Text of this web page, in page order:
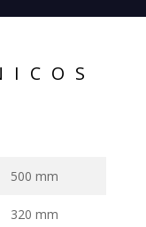
500 mm
320 mm